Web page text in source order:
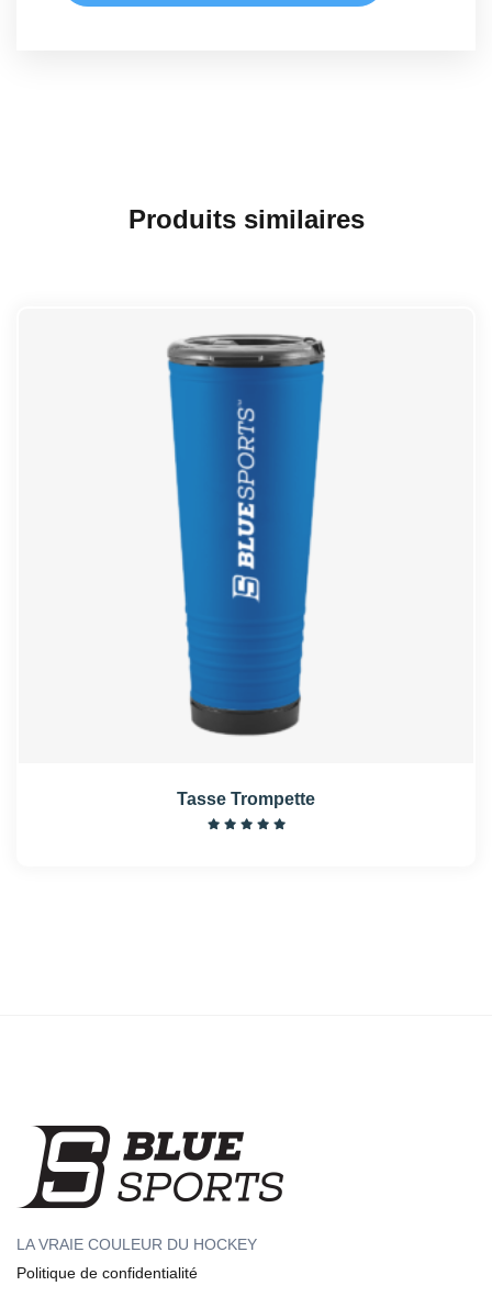
Produits similaires
Tasse Trompette
LA VRAIE COULEUR DU HOCKEY
Politique de confidentialité